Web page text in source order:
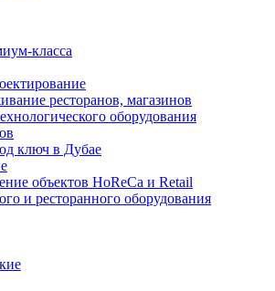
класса
ресторанов, магазинов
оборудования
ключ в Дубае
объектов HoReCa и Retail
и ресторанного оборудования